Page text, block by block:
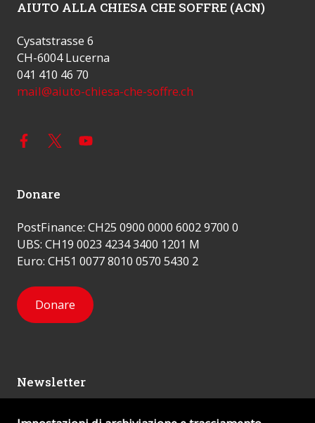
AIUTO ALLA CHIESA CHE SOFFRE (ACN)
Cysatstrasse 6
CH-6004 Lucerna
041 410 46 70
mail@aiuto-chiesa-che-soffre.ch
Donare
PostFinance: CH25 0900 0000 6002 9700 0
UBS: CH19 0023 4234 3400 1201 M
Euro: CH51 0077 8010 0570 5430 2
Donare
Newsletter